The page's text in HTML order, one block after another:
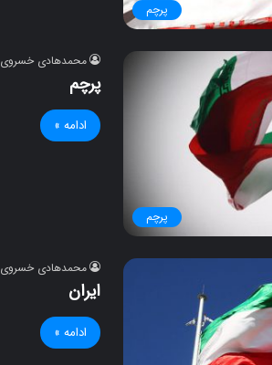
پرچم
پرچم
محمدهادی خسروی
پرچم
ادامه »
محمدهادی خسروی
ایران
ادامه »
ت